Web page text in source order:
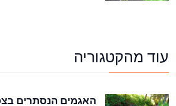
עוד מהקטגוריה
האגמים הנסתרים